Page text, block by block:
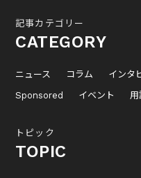
記事カテゴリー
CATEGORY
ニュース コラム インタ
Sponsored
イベント 用
トピック
TOPIC